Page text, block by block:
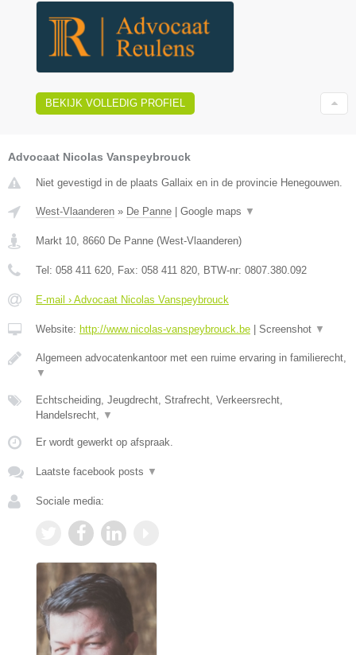
BEKIJK VOLLEDIG PROFIEL
Advocaat Nicolas Vanspeybrouck
Niet gevestigd in de plaats Gallaix en in de provincie Henegouwen.
West-Vlaanderen » De Panne Google maps ▼
Markt 10, 8660 De Panne (West-Vlaanderen)
Tel: 058 411 620, Fax: 058 411 820, BTW-nr: 0807.380.092
E-mail › Advocaat Nicolas Vanspeybrouck
Website: http://www.nicolas-vanspeybrouck.be Screenshot ▼
Algemeen advocatenkantoor met een ruime ervaring in familierecht,
▼
Echtscheiding, Jeugdrecht, Strafrecht, Verkeersrecht,
Handelsrecht, ▼
Er wordt gewerkt op afspraak.
Laatste facebook posts ▼
Sociale media: